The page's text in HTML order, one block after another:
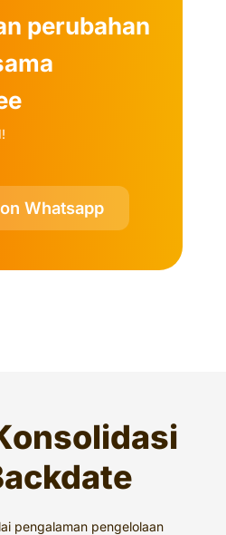
perubahan
Whatsapp
pengalaman pengelolaan